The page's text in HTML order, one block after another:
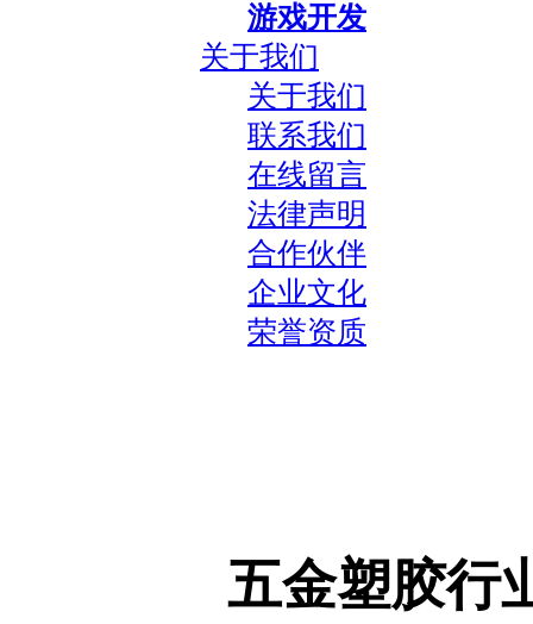
游戏开发
关于我们
关于我们
联系我们
在线留言
法律声明
合作伙伴
企业文化
荣誉资质
五金塑胶行